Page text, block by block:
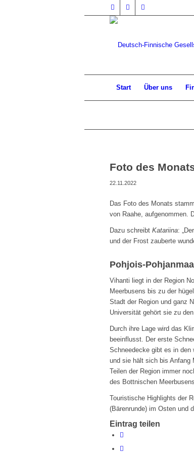
Start Über uns
Foto des
22.11.2022
Das Foto des Monats
von Raahe, aufgenommen.
Dazu schreibt Katariina:
und der Frost zauberte
Pohjois-
Vihanti liegt in der Region
Meerbusens bis zu der
Stadt der Region und ganz
Universität gehört sie zu
Durch ihre Lage wird das
beeinflusst. Der erste
Schneedecke gibt es in den
und sie hält sich bis Anfang
Teilen der Region immer
des Bottnischen
Touristische Highlights der
(Bärenrunde) im Osten und
Eintrag teilen